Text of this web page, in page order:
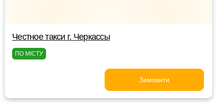
Честное такси г. Черкассы
ПО МІСТУ
Замовити